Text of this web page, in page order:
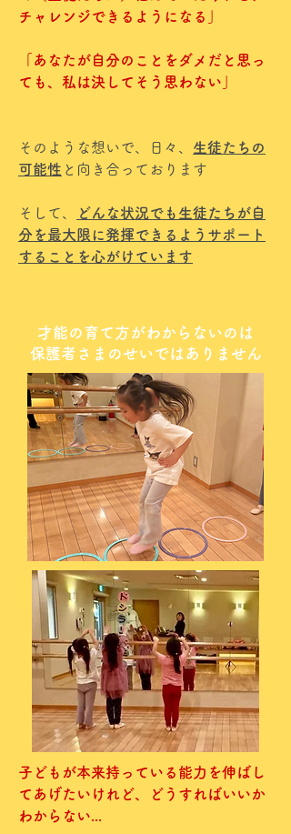
チャレンジできるようになる」
「あなたが自分のことをダメだと思っ
ても、私は決してそう思わない」
そのような想いで、日々、 生徒たちの
可能性 と向き合っております
そして、
どんな状況でも生徒たちが自
分を最大限に発揮できるようサポート
することを心がけています
才能の育て方がわからないのは
保護者さまのせいではありません
子どもが本来持っている能力を伸ばし
てあげたいけれど、どうすればいいか
わからない...